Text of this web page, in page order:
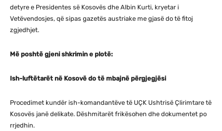
detyre e Presidentes së Kosovës dhe Albin Kurti, kryetar i
Vetëvendosjes, që sipas gazetës austriake me gjasë do të fitoj
zgjedhjet.
Më poshtë gjeni shkrimin e plotë:
Ish-luftëtarët në Kosovë do të mbajnë përgjegjësi
Procedimet kundër ish-komandantëve të UÇK Ushtrisë Çlirimtare të
Kosovës janë delikate. Dëshmitarët frikësohen dhe dokumentet po
rrjedhin.